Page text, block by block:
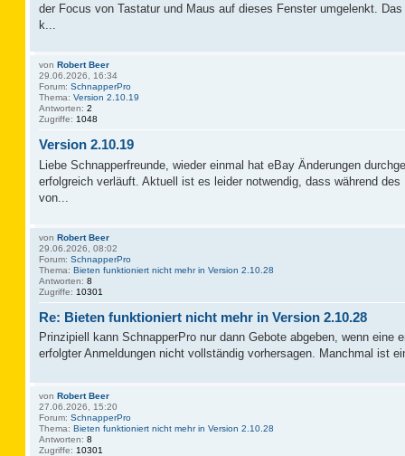
der Focus von Tastatur und Maus auf dieses Fenster umgelenkt.
k...
von Robert Beer
29.06.2026, 16:34
Forum: SchnapperPro
Thema: Version 2.10.19
Antworten: 2
Zugriffe: 1048
Version 2.10.19
Liebe Schnapperfreunde, wieder einmal hat eBay Änderungen
erfolgreich verläuft. Aktuell ist es leider notwendig, dass während
von...
von Robert Beer
29.06.2026, 08:02
Forum: SchnapperPro
Thema: Bieten funktioniert nicht mehr in Version 2.10.28
Antworten: 8
Zugriffe: 10301
Re: Bieten funktioniert nicht mehr in Version 2.10.28
Prinzipiell kann SchnapperPro nur dann Gebote abgeben, wenn
erfolgter Anmeldungen nicht vollständig vorhersagen. Manchmal ist
von Robert Beer
27.06.2026, 15:20
Forum: SchnapperPro
Thema: Bieten funktioniert nicht mehr in Version 2.10.28
Antworten: 8
Zugriffe: 10301